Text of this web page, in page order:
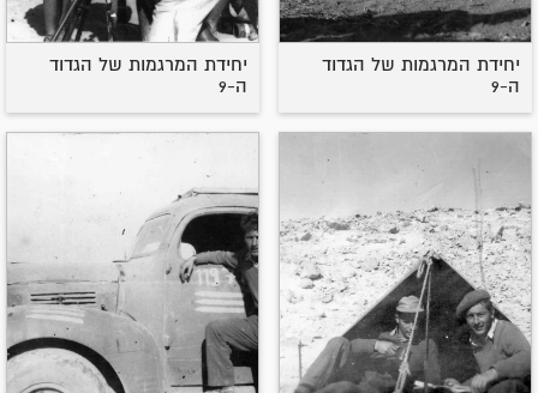
יחידת המרגמות של הגדוד
ה-9
יחידת המרגמות של הגדוד
ה-9